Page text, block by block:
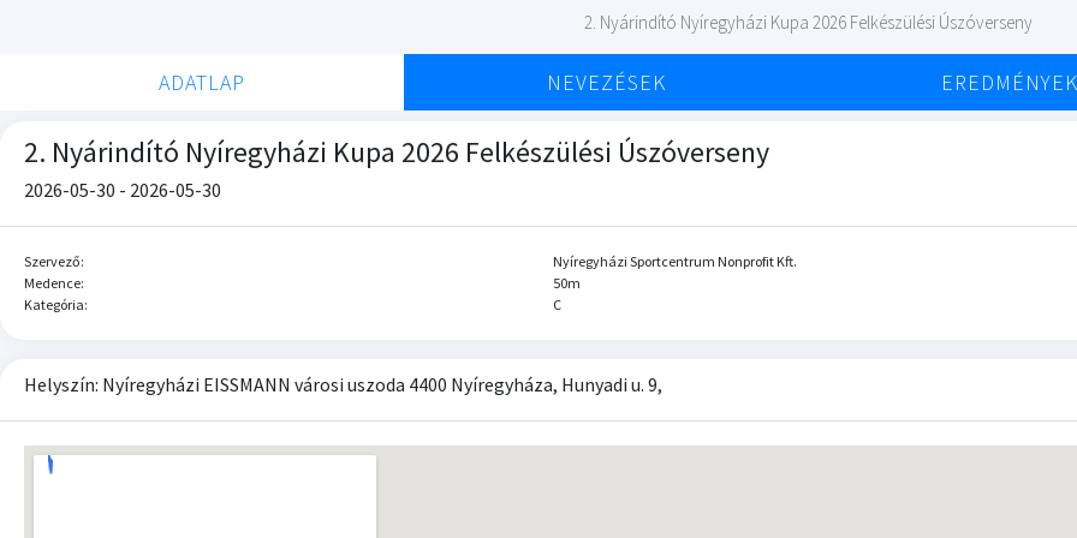
2. Nyárindító Nyíregyházi Kupa 2026 Felkészülési Úszóverseny
ADATLAP NEVEZÉSEK EREDMÉNYEK
2. Nyárindító Nyíregyházi Kupa 2026 Felkészülési Úszóverseny
2026-05-30 - 2026-05-30
Szervező:
Nyíregyházi Sportcentrum Nonprofit Kft.
Medence:
50m
Kategória:
C
Helyszín: Nyíregyházi EISSMANN városi uszoda 4400 Nyíregyháza, Hunyadi u. 9,